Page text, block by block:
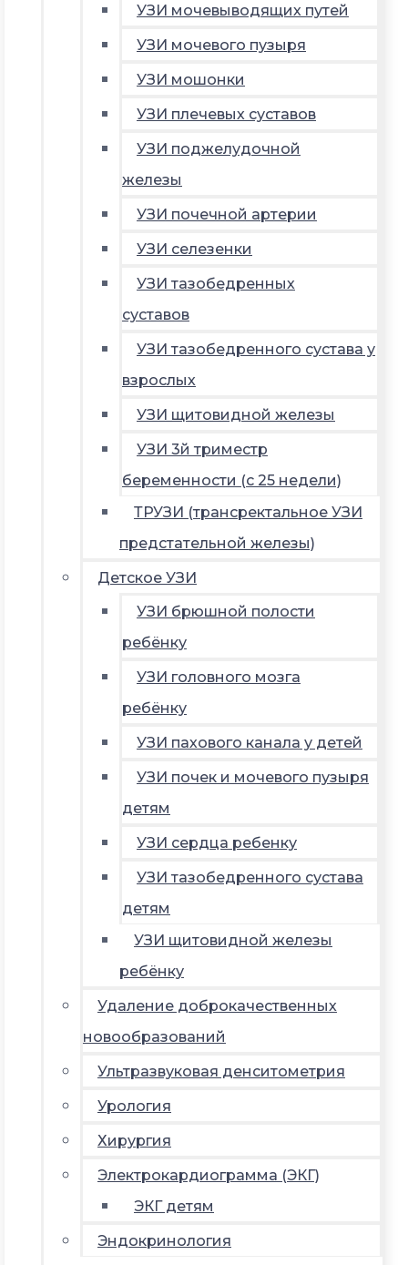
УЗИ мочевыводящих путей
УЗИ мочевого пузыря
УЗИ мошонки
УЗИ плечевых суставов
УЗИ поджелудочной
железы
УЗИ почечной артерии
УЗИ селезенки
УЗИ тазобедренных
суставов
УЗИ тазобедренного сустава у
взрослых
УЗИ щитовидной железы
УЗИ 3й триместр
беременности (с 25 недели)
ТРУЗИ (трансректальное УЗИ
предстательной железы)
Детское УЗИ
УЗИ брюшной полости
ребёнку
УЗИ головного мозга
ребёнку
УЗИ пахового канала у детей
УЗИ почек и мочевого пузыря
детям
УЗИ сердца ребенку
УЗИ тазобедренного сустава
детям
УЗИ щитовидной железы
ребёнку
Удаление доброкачественных
новообразований
Ультразвуковая денситометрия
Урология
Хирургия
Электрокардиограмма (ЭКГ)
ЭКГ детям
Эндокринология